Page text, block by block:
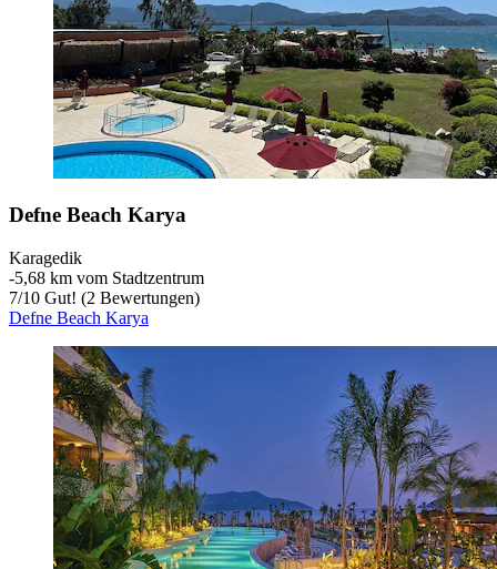
Defne Beach Karya
Karagedik
‐5,68 km vom Stadtzentrum
7/10 Gut! (2 Bewertungen)
Defne Beach Karya